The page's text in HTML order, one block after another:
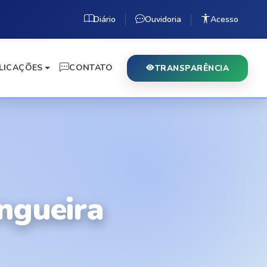
Diário Ouvidoria Acesso
CONTATO TRANSPARÊNCIA